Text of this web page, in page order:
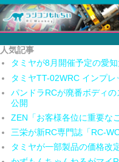
人気記事
タミヤが8月開催予定の愛
タミヤTT-02WRC インプ
パンドラRCが廃番ボディ
公開
ZEN「お客様各位に重要な
三栄が新RC専門誌「RC-
タミヤが一部製品の価格改